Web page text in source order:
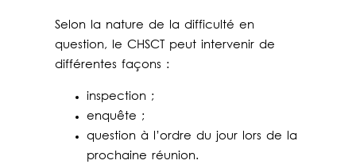
Selon la nature de la difficulté en
question, le CHSCT peut intervenir de
différentes façons :
inspection ;
enquête ;
question à l’ordre du jour lors de la
prochaine réunion.